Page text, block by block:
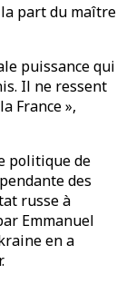
part du maître
puissance qui
Il ne ressent
France »,
politique de
des
russe à
Emmanuel
en a